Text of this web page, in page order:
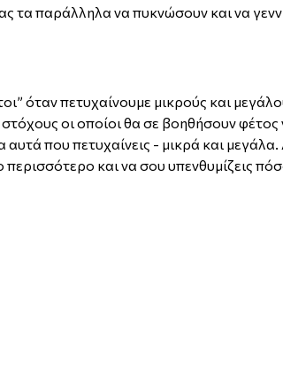
τα παράλληλα να πυκνώσουν και να
όταν πετυχαίνουμε μικρούς και
οι οποίοι θα σε βοηθήσουν φέτος
που πετυχαίνεις - μικρά και
περισσότερο και να σου υπενθυμίζεις